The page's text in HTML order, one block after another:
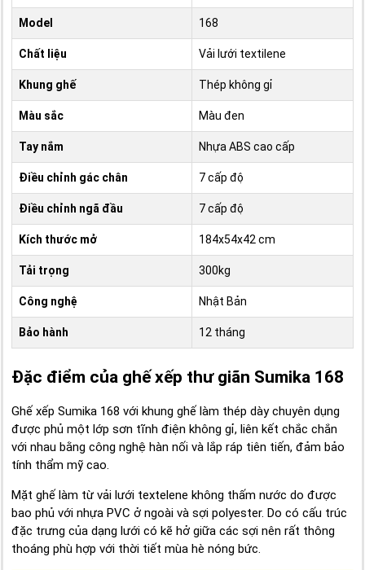
Model 168
Chất liệu Vải lưới textilene
Khung ghế Thép không gỉ
Màu sắc Màu đen
Tay nắm Nhựa ABS cao cấp
Điều chỉnh gác chân 7 cấp độ
Điều chỉnh ngã đầu 7 cấp độ
Kích thước mở 184x54x42 cm
Tải trọng 300kg
Công nghệ Nhật Bản
Bảo hành 12 tháng
Đặc điểm của ghế xếp thư giãn Sumika 168
Ghế xếp Sumika 168 với khung ghế làm thép dày chuyên dụng
được phủ một lớp sơn tĩnh điện không gỉ, liên kết chắc chắn
với nhau bằng công nghệ hàn nối và lắp ráp tiên tiến, đảm bảo
tính thẩm mỹ cao.
Mặt ghế làm từ vải lưới textelene không thấm nước do được
bao phủ với nhựa PVC ở ngoài và sợi polyester. Do có cấu trúc
đặc trưng của dạng lưới có kẽ hở giữa các sợi nên rất thông
thoáng phù hợp với thời tiết mùa hè nóng bức.